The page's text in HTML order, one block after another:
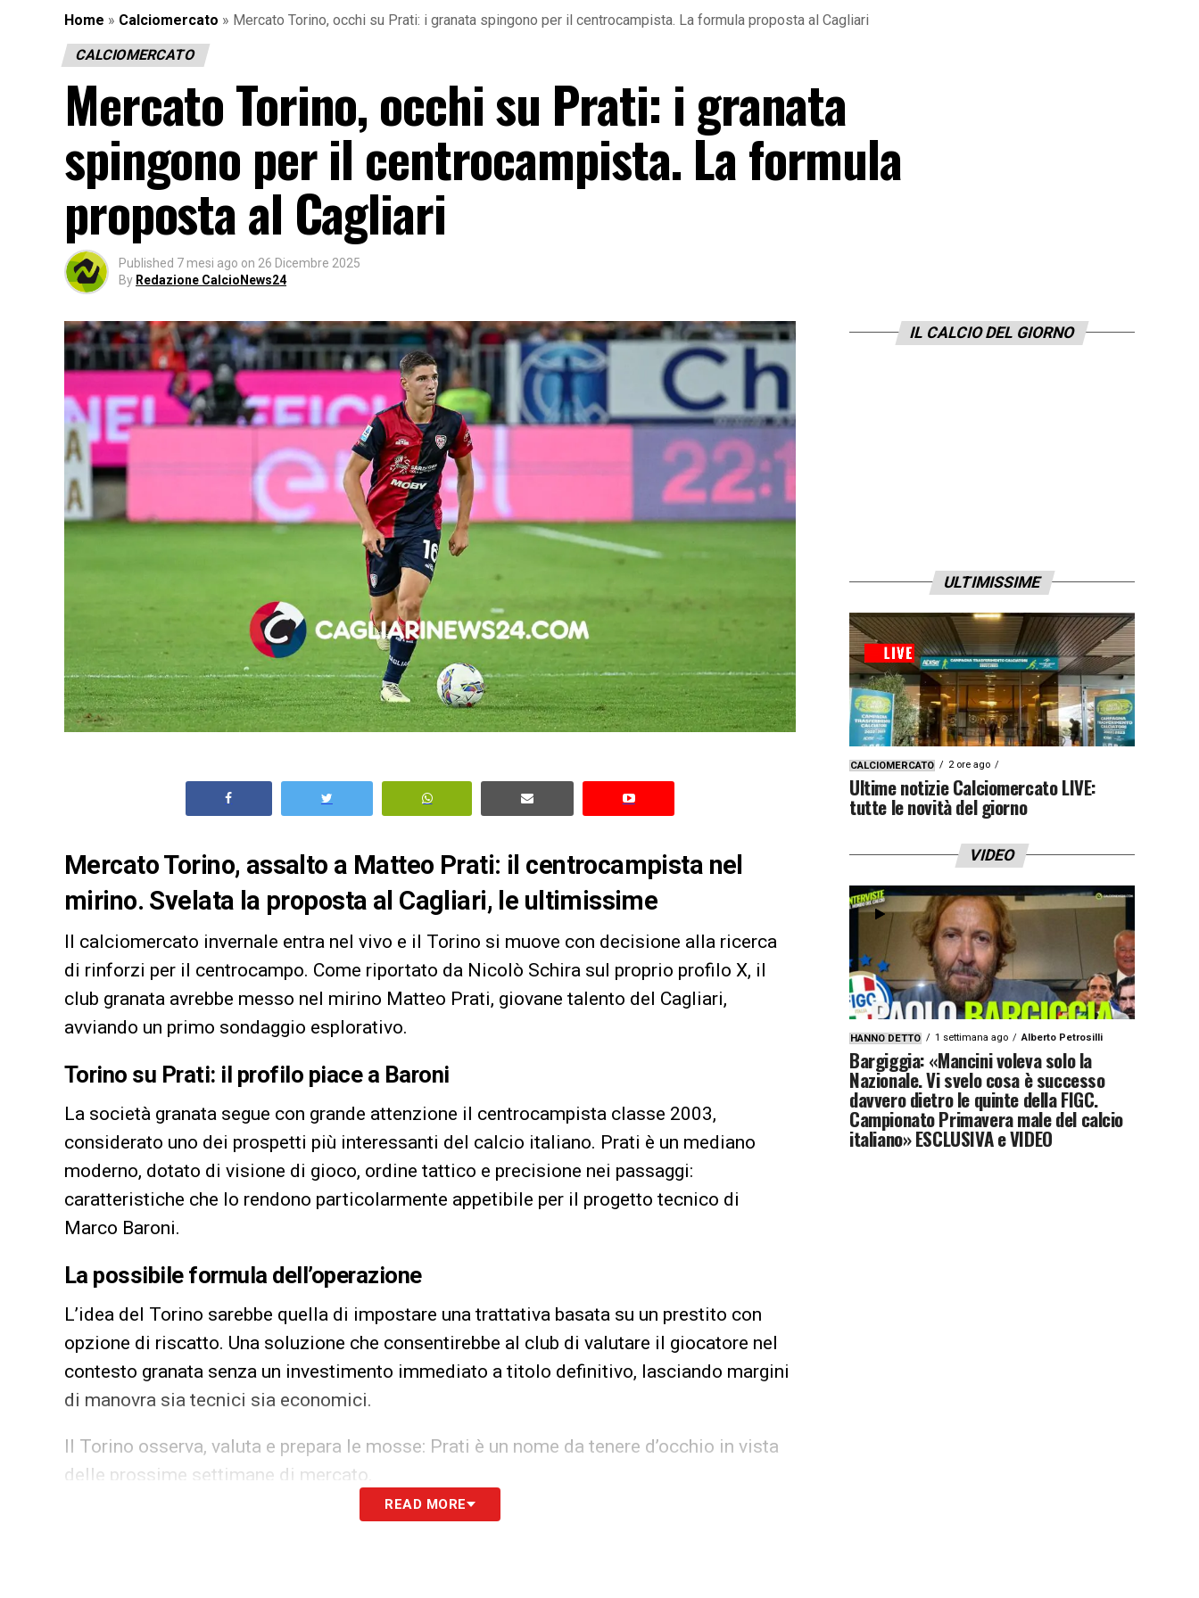
Home » Calciomercato » Mercato Torino, occhi su Prati: i granata spingono per il centrocampista. La formula proposta al Cagliari
CALCIOMERCATO
Mercato Torino, occhi su Prati: i granata
spingono per il centrocampista. La formula
proposta al Cagliari
Published 7 mesi ago on 26 Dicembre 2025
By Redazione CalcioNews24
Mercato Torino, assalto a Matteo Prati: il centrocampista nel
mirino. Svelata la proposta al Cagliari, le ultimissime
Il calciomercato invernale entra nel vivo e il Torino si muove con decisione alla ricerca
di rinforzi per il centrocampo. Come riportato da Nicolò Schira sul proprio profilo X, il
club granata avrebbe messo nel mirino Matteo Prati, giovane talento del Cagliari,
avviando un primo sondaggio esplorativo.
Torino su Prati: il profilo piace a Baroni
La società granata segue con grande attenzione il centrocampista classe 2003,
considerato uno dei prospetti più interessanti del calcio italiano. Prati è un mediano
moderno, dotato di visione di gioco, ordine tattico e precisione nei passaggi:
caratteristiche che lo rendono particolarmente appetibile per il progetto tecnico di
Marco Baroni.
La possibile formula dell’operazione
L’idea del Torino sarebbe quella di impostare una trattativa basata su un prestito con
opzione di riscatto. Una soluzione che consentirebbe al club di valutare il giocatore nel
contesto granata senza un investimento immediato a titolo definitivo, lasciando margini
di manovra sia tecnici sia economici.
Il Torino osserva, valuta e prepara le mosse: Prati è un nome da tenere d’occhio in vista
delle prossime settimane di mercato.
Ultime Notizie Serie A: tutte le novità del giorno sul massimo
READ MORE
IL CALCIO DEL GIORNO
ULTIMISSIME
CALCIOMERCATO 2 ore ago
Ultime notizie Calciomercato LIVE:
tutte le novità del giorno
VIDEO
HANNO DETTO 1 settimana ago Alberto Petrosilli
Bargiggia: «Mancini voleva solo la
Nazionale. Vi svelo cosa è successo
davvero dietro le quinte della FIGC.
Campionato Primavera male del calcio
italiano» ESCLUSIVA e VIDEO